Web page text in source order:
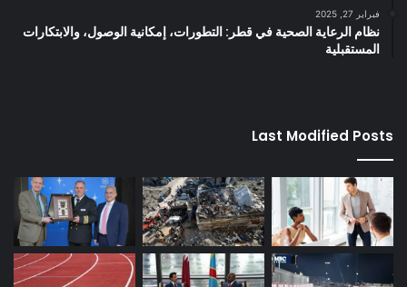
فبراير 27, 2025
نظام الرعاية الصحية في قطر: التطورات، إمكانية الوصول، والابتكارات
المستقبلية
Last Modified Posts